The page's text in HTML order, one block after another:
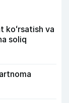
koʻrsatish va
soliq